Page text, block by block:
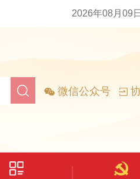
2026年08月09
微信公众号